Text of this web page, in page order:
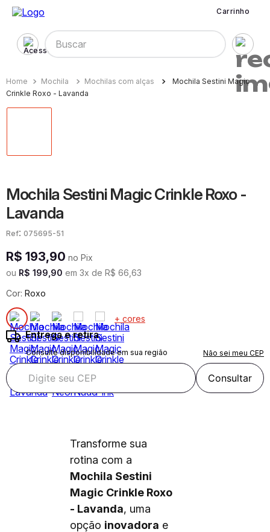
Carrinho
Buscar
Mochila Mochilas com alças
Mochila Sestini Magic
Crinkle Roxo - Lavanda
Mochila Sestini Magic Crinkle Roxo -
Lavanda
: 075695-51
R$ 193,90 no Pix
ou R$ 199 90 em 3x de R$ 66 63
Cor: Roxo
+ cores
Entrega e retira
Consulte disponibilidade em sua região Não sei meu CEP
Consultar
Transforme sua
rotina com a
Mochila Sestini
Magic Crinkle Roxo
- Lavanda, uma
opção inovadora e